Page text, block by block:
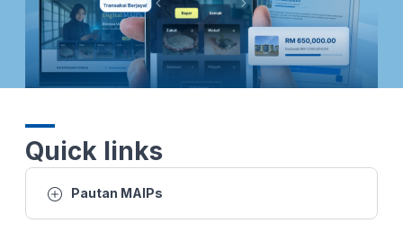
14 SEPT 2025 - BERITA TGH HARI - KEMAJUAN INDUSTRI BATIK: RAJA MUDA PERLIS SARAN LANGKAH STRATEGIK
6 SEPT 2025 - BTH- PRASARANA DIPERTINGKAT DEMI KESEJAHTERAAN RAKYAT
Quick links
Pautan MAIPs